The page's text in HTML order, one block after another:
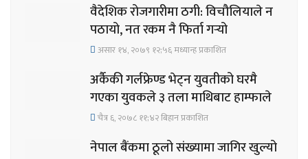
वैदेशिक रोजगारीमा ठगी: विचौलियाले न
पठायो, नत रकम नै फिर्ता गर्‍यो
असार १४, २०७९ १२;५६ मध्यान्ह प्रकाशित
अर्कैकी गर्लफ्रेण्ड भेट्न युवतीको घरमै
गएका युवकले ३ तला माथिबाट हाम्फाले
चैत्र ६, २०७८ ११;४२ बिहान प्रकाशित
नेपाल बैंकमा ठूलो संख्यामा जागिर खुल्यो